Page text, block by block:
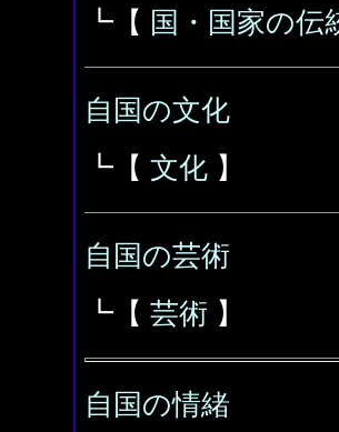
┗【 国・国家の伝
自国の文化
┗【 文化 】
自国の芸術
┗【 芸術 】
自国の情緒